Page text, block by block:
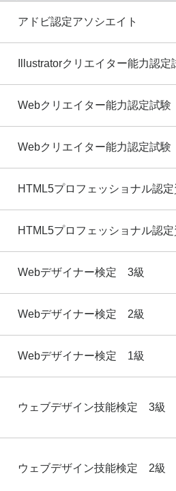
アドビ認定アソシエイト
Illustratorクリエイター能力認定
Webクリエイター能力認定試
Webクリエイター能力認定試
HTML5プロフェッショナル認
HTML5プロフェッショナル認
Webデザイナー検定 3級
Webデザイナー検定 2級
Webデザイナー検定 1級
ウェブデザイン技能検定 3級
ウェブデザイン技能検定 2級